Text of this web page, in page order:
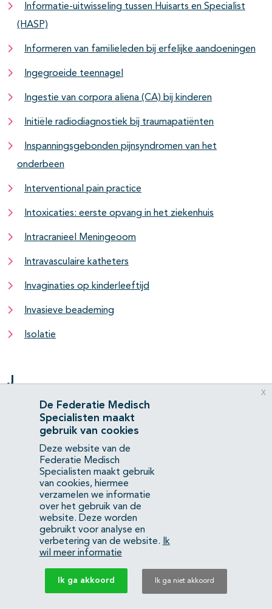
Informatie-uitwisseling tussen Huisarts en Specialist
(HASP)
Informeren van familieleden bij erfelijke aandoeningen
Ingegroeide teennagel
Ingestie van corpora aliena (CA) bij kinderen
Initiële radiodiagnostiek bij traumapatiënten
Inspanningsgebonden pijnsyndromen van het
onderbeen
Interventional pain practice
Intoxicaties: eerste opvang in het ziekenhuis
Intracranieel Meningeoom
Intravasculaire katheters
Invaginaties op kinderleeftijd
Invasieve beademing
Isolatie
J
Juveniele idiopathische artritis (JIA)
Keloïd en littekenhypertrofie
Kinder Diagnostische Referentieniveaus (DRN’s)
Kindermishandeling door Falsificatie (KMdF)
Kinderwens en Zwangerschap bij Chronische Nierschade
De Federatie Medisch
Specialisten maakt
gebruik van cookies
Deze website van de
Federatie Medisch
Specialisten maakt gebruik
van cookies, hiermee
verzamelen we informatie
over het gebruik van de
website. Deze worden
gebruikt voor analyse en
verbetering van de website.
Ik
wil meer informatie
Ik ga akkoord Ik ga niet akkoord
x